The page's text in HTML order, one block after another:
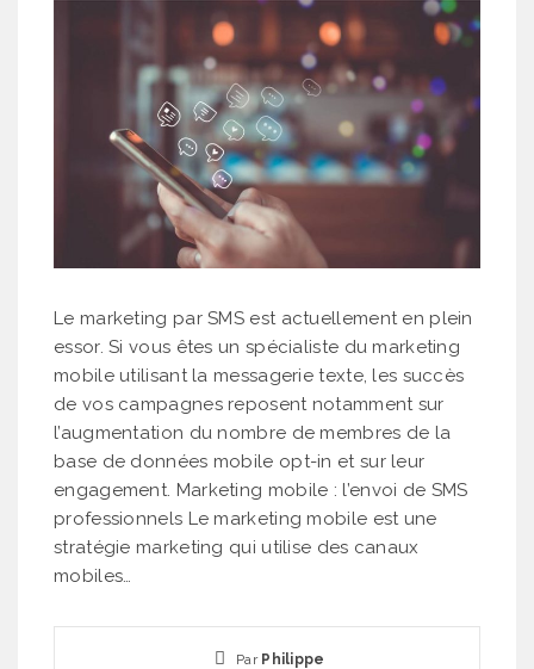
Le marketing par SMS est actuellement en plein
essor. Si vous êtes un spécialiste du marketing
mobile utilisant la messagerie texte, les succès
de vos campagnes reposent notamment sur
l’augmentation du nombre de membres de la
base de données mobile opt-in et sur leur
engagement. Marketing mobile : l’envoi de SMS
professionnels Le marketing mobile est une
stratégie marketing qui utilise des canaux
mobiles…
Par Philippe